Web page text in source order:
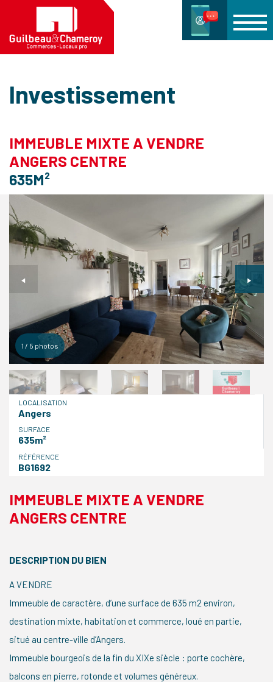
Investissement
IMMEUBLE MIXTE A VENDRE
ANGERS CENTRE
635M²
1 / 5 photos
LOCALISATION
Angers
SURFACE
635m²
RÉFÉRENCE
BG1692
IMMEUBLE MIXTE A VENDRE
ANGERS CENTRE
DESCRIPTION DU BIEN
A VENDRE
Immeuble de caractère, d’une surface de 635 m2 environ,
destination mixte, habitation et commerce, loué en partie,
situé au centre-ville d’Angers.
Immeuble bourgeois de la fin du XIXe siècle : porte cochère,
balcons en pierre, rotonde et volumes généreux.